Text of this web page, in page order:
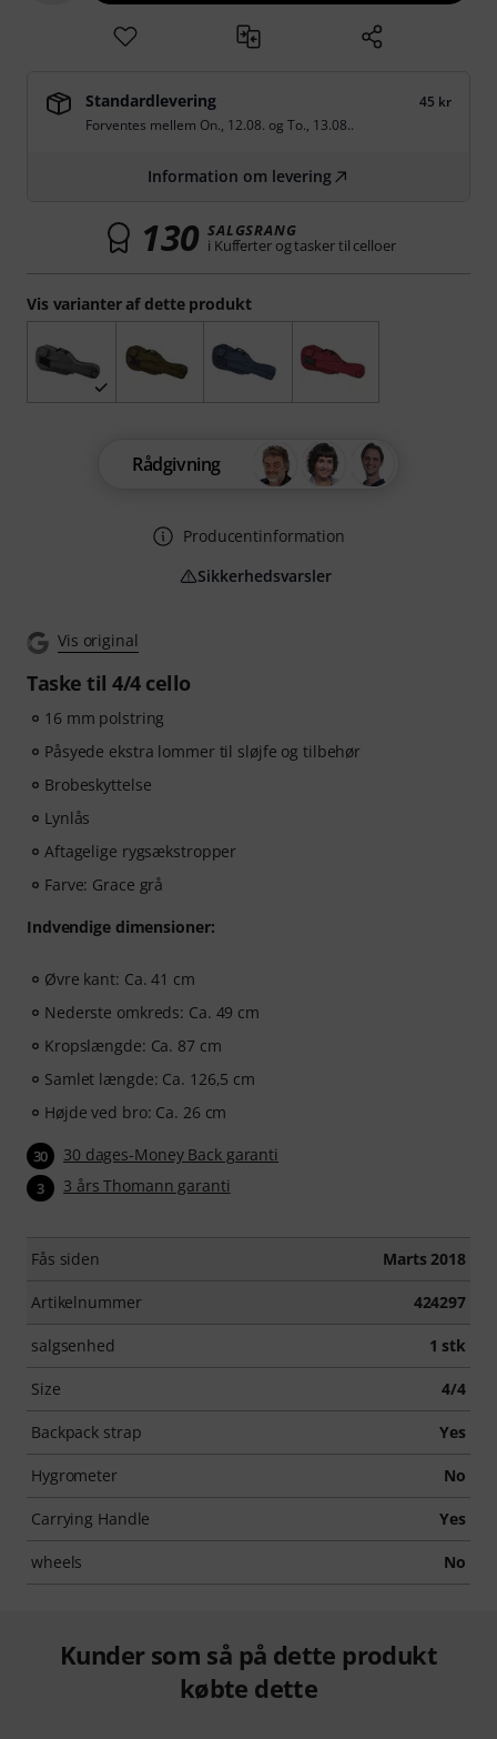
Vis original
Taske til 4/4 cello
16 mm polstring
Påsyede ekstra lommer til sløjfe og tilbehør
Brobeskyttelse
Lynlås
Aftagelige rygsækstropper
Farve: Grace grå
Indvendige dimensioner:
Øvre kant: Ca. 41 cm
Nederste omkreds: Ca. 49 cm
Kropslængde: Ca. 87 cm
Samlet længde: Ca. 126,5 cm
Højde ved bro: Ca. 26 cm
30 30 dages-Money Back garanti
3 3 års Thomann garanti
Fås siden Marts 2018
Artikelnummer 424297
salgsenhed 1 stk
Size 4/4
Backpack strap Yes
Hygrometer No
Carrying Handle Yes
wheels No
Vis varianter af dette produkt
Standardlevering
45 kr
Forventes mellem On., 12.08. og To., 13.08..
Information om levering
130 SALGSRANG
i Kufferter og tasker til celloer
Rådgivning
Producentinformation
Sikkerhedsvarsler
Kunder som så på dette produkt
købte dette